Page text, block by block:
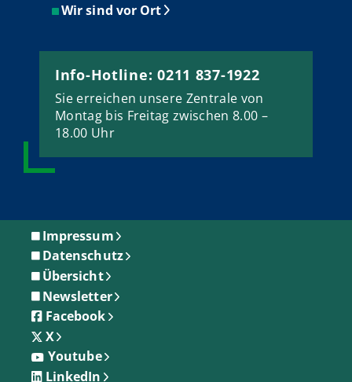
Wir sind vor Ort
Info-Hotline: 0211 837-1922
Sie erreichen unsere Zentrale von
Montag bis Freitag zwischen 8.00 –
18.00 Uhr
Impressum
Datenschutz
Übersicht
Newsletter
Facebook
X
Youtube
LinkedIn